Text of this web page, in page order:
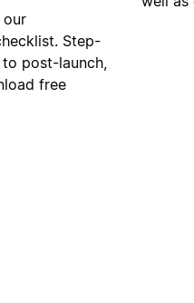
our
Step-
post-launch,
free